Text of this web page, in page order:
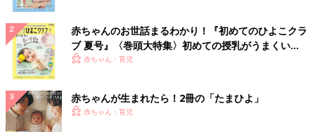
出典：Instagramアカウント「twins_towako」
赤ちゃんのお世話まるわかり！『初めてのひよこクラ
ブ 夏号』〈巻頭大特集〉初めての授乳がうまくい
く！ おっぱい・ミルクの基本と夏のトラブル 解決テ
赤ちゃん・育児
赤ちゃんが生まれたら！2冊の「たまひよ」
赤ちゃん・育児